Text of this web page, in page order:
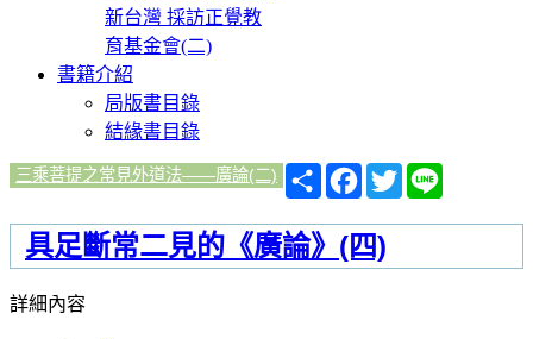
新台灣 採訪正覺教
育基金會(二)
書籍介紹
局版書目錄
結緣書目錄
三乘菩提之常見外道法——廣論(二)
分
享
Facebook
Twitter
具足斷常二見的《廣論》(四)
詳細內容